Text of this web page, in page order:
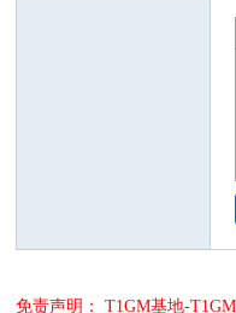
免责声明： T1GM基地-